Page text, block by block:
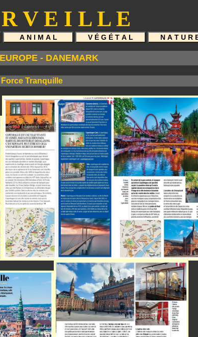
- DANEMARK
Tranquille